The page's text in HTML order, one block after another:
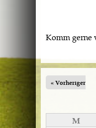
Komm gerne
« Vorheriger
M